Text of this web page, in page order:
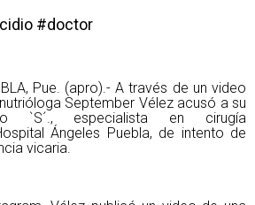
#doctor
Pue. (apro).- A través de un video
September Vélez acusó a su
`S´., especialista en cirugía
Ángeles Puebla, de intento de
vicaria.